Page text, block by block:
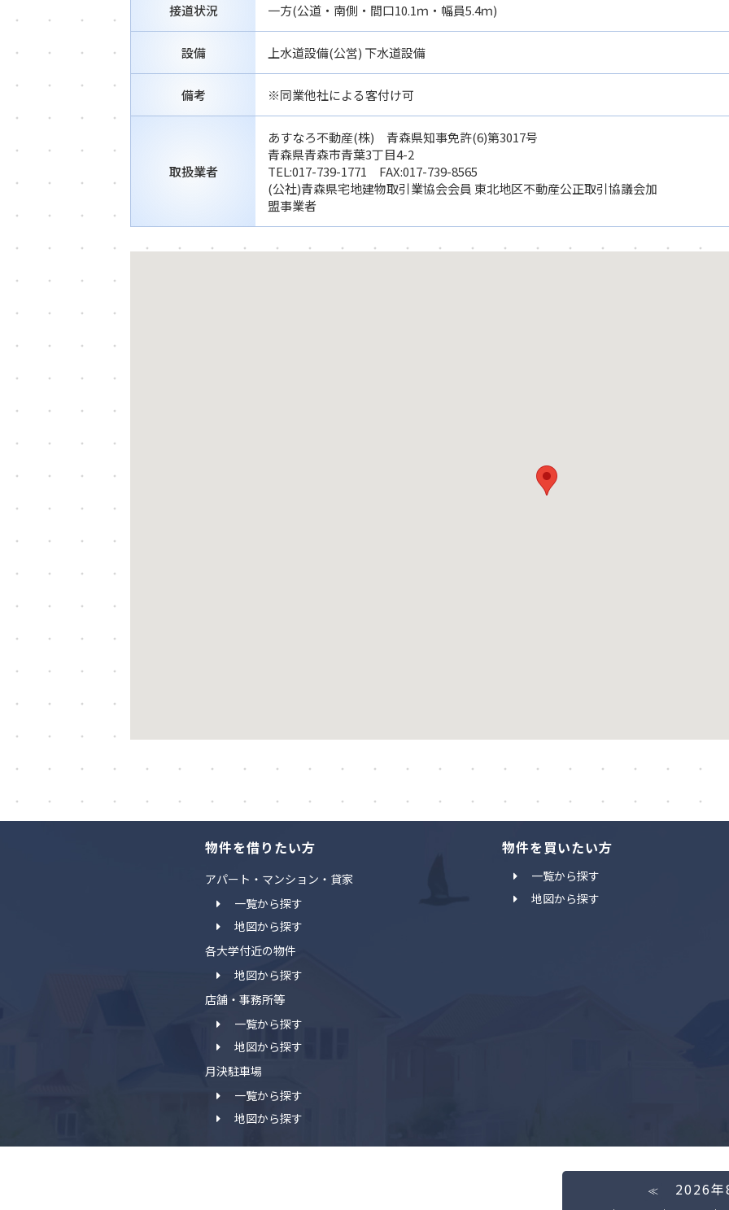
接道状況 一方(公道・南側・間口10.1ｍ・幅員5.4ｍ)
設備 上水道設備(公営) 下水道設備
備考 ※同業他社による客付け可
取扱業者
あすなろ不動産(株) 青森県知事免許(6)第3017号
青森県青森市青葉3丁目4-2
TEL:017-739-1771 FAX:017-739-8565
(公社)青森県宅地建物取引業協会会員 東北地区不動産公正取引協議会加
盟事業者
物件を借りたい方
アパート・マンション・貸家
一覧から探す
地図から探す
各大学付近の物件
地図から探す
店舗・事務所等
一覧から探す
地図から探す
月決駐車場
一覧から探す
地図から探す
物件を買いたい方
一覧から探す
地図から探す
≪ 2026年